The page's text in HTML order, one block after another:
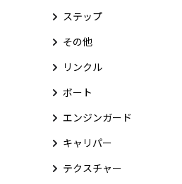
ステップ
その他
リンクル
ボート
エンジンガード
キャリパー
テクスチャー